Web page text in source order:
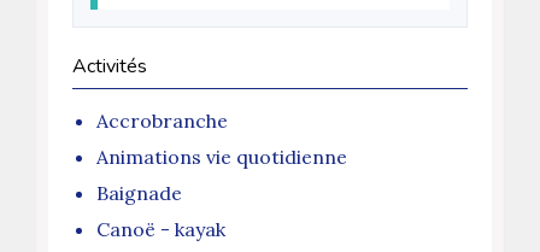
Activités
Accrobranche
Animations vie quotidienne
Baignade
Canoë - kayak